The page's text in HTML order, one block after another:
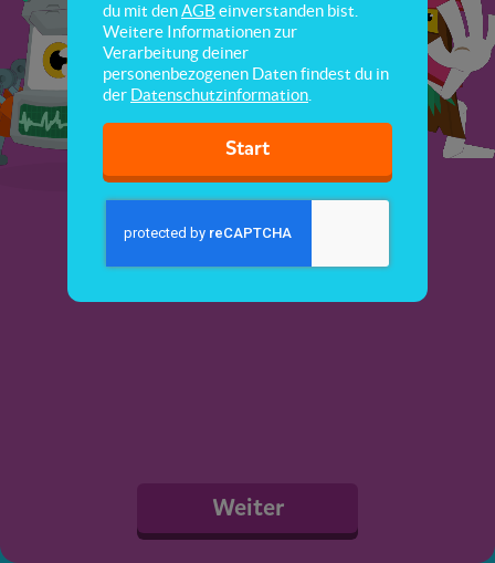
Weiter
du mit denAGB einverstanden bist.
Weitere Informationen zur
Verarbeitung deiner
personenbezogenen Daten findest du in
der Datenschutzinformation
Start